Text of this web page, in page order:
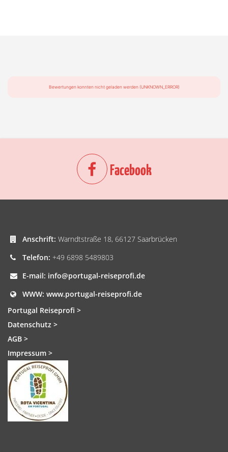
Bewertungen konnten nicht geladen werden (UNKNOWN_ERROR)
Facebook
Anschrift: Warndtstraße 18, 66127 Saarbrücken
Telefon: +49 6898 5489803
E-mail: info@portugal-reiseprofi.de
WWW: www.portugal-reiseprofi.de
Portugal Reiseprofi >
Datenschutz >
AGB >
Impressum >